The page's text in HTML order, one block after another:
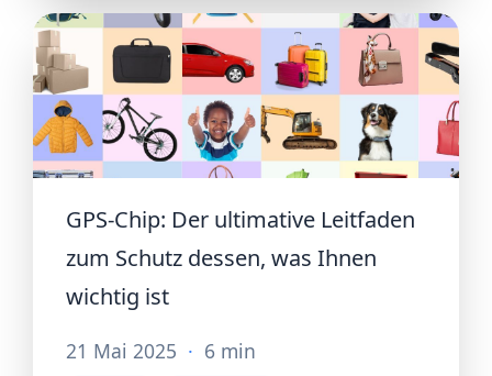
GPS-Chip: Der ultimative Leitfaden
zum Schutz dessen, was Ihnen
wichtig ist
21 Mai 2025 · 6 min